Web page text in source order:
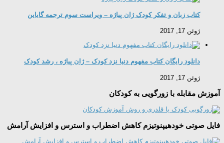
کتاب زبان و تفکر کودک ژان پیاژه – ویراست سوم ترجمه گاباین
ژوئن 17, 2017
دانلود رایگان کتاب مفهوم دنیا نزد کودک – ژان پیاژه ، رشد کودک
ژوئن 17, 2017
آموزش مقابله با زورگویی به کودکان
فایل صوتی خودهیپنوتیزم کاهش اضطراب و استرس و افزایش آرامش